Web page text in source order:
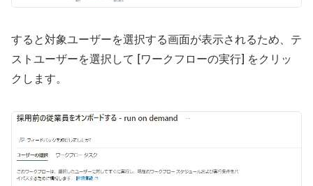
すると対象ユーザーを選択する画面が表示されるため、テ
ストユーザーを選択して [ワークフローの実行] をクリッ
クします。